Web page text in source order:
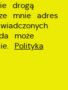
drogą
mnie adres
może
Polityka